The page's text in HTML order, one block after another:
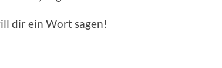
dir ein Wort sagen!